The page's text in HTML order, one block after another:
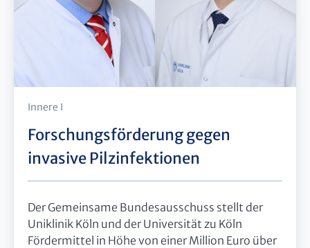
Innere I
Forschungsförderung gegen
invasive Pilzinfektionen
Der Gemeinsame Bundesausschuss stellt der
Uniklinik Köln und der Universität zu Köln
Fördermittel in Höhe von einer Million Euro über